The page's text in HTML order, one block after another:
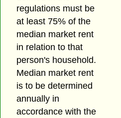
regulations must be
at least 75% of the
median market rent
in relation to that
person's household.
Median market rent
is to be determined
annually in
accordance with the